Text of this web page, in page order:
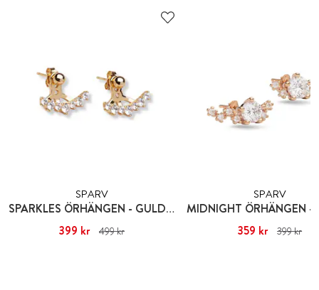
SPARV
SPARKLES ÖRHÄNGEN - GULDPLÄTERING
Nuvarande pris: 399 kr
399 kr 499 kr
SPARV
Nuvarande pris: 359 kr
359 kr 399 kr